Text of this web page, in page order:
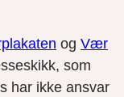
og Vær
som
har ikke ansvar